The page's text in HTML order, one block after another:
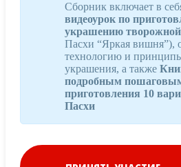
Сборник включает в
видеоурок по
украшению
Пасхи “Яркая вишня”),
технологию и
украшения, а также
подробным
приготовления 10
Пасхи